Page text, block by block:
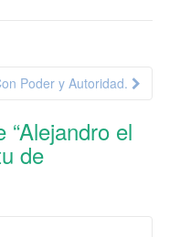
Poder y Autoridad.
“Alejandro el
de